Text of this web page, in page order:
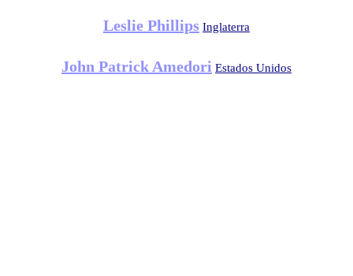
Leslie Phillips Inglaterra
John Patrick Amedori Estados Unidos